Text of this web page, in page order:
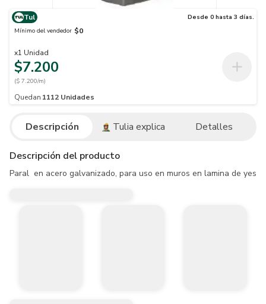
Tul
Desde 0 hasta 3 días.
Mínimo del vendedor $0
x1 Unidad
$7.200
($ 7.200/m)
Quedan 1112 Unidades
Descripción Tulia explica Detalles
Descripción del producto
Paral  en acero galvanizado, para uso en muros en lamina de yeso